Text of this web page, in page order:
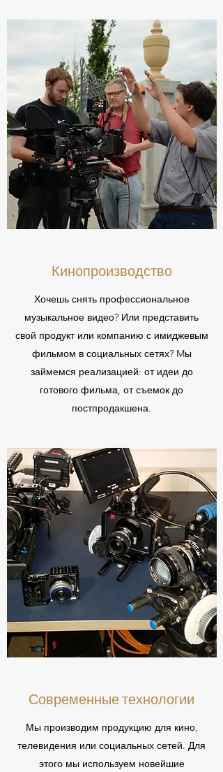
Кинопроизводство
Хочешь снять профессиональное
музыкальное видео? Или представить
свой продукт или компанию с имиджевым
фильмом в социальных сетях? Mы
займемся реализацией: от идеи до
готового фильма, от съемок до
постпродакшена.
Современные технологии
Мы производим продукцию для кино,
телевидения или социальных сетей. Для
этого мы используем новейшие